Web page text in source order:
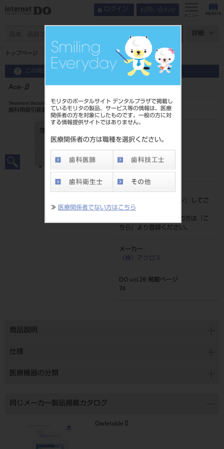
モリタのポータルサイト デンタルプラザで掲載し
ているモリタの製品、サービス等の情報は、医療
関係者の方を対象にしたものです。一般の方に対
する情報提供サイトではありません。
医療関係者の方は職種を選択ください。
≫ 医療関係者でない方はこちら
ログイン お問い合わせ
メニュー
詳細
トップページ Ace-β
この商品に関するお問い合わせ
Ace-β
Treatment Vacuum Motor
歯科用吸引装置ポンプ
101690020
JAN/EANコード
標準価格
ログイン
』してご
覧ください。
ネット会員登録がまだの方は『
こ
ちら
』より登録ください。
メーカー
（株）アクロス
DO vol.26 掲載ページ
74
商品説明
仕様
医療機器の分類
同じメーカー製品掲載カタログ
OwletableⅡ